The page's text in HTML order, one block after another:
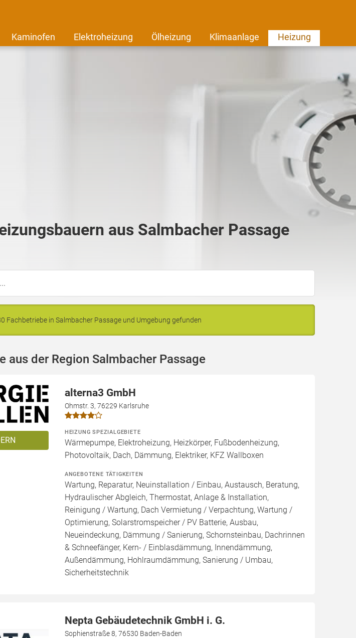
Kaminofen Elektroheizung Ölheizung Klimaanlage Heizung
aus Salmbacher Passage
Fachbetriebe in Salmbacher Passage und Umgebung gefunden
aus der Region Salmbacher Passage
alterna3 GmbH
Ohmstr. 3, 76229 Karlsruhe
HEIZUNG SPEZIALGEBIETE
Wärmepumpe, Elektroheizung, Heizkörper, Fußbodenheizung,
Photovoltaik, Dach, Dämmung, Elektriker, KFZ Wallboxen
ANGEBOTENE TÄTIGKEITEN
Wartung, Reparatur, Neuinstallation / Einbau, Austausch, Beratung,
Hydraulischer Abgleich, Thermostat, Anlage & Installation,
Reinigung / Wartung, Dach Vermietung / Verpachtung, Wartung /
Optimierung, Solarstromspeicher / PV Batterie, Ausbau,
Neueindeckung, Dämmung / Sanierung, Schornsteinbau, Dachrinnen
& Schneefänger, Kern- / Einblasdämmung, Innendämmung,
Außendämmung, Hohlraumdämmung, Sanierung / Umbau,
Sicherheitstechnik
Nepta Gebäudetechnik GmbH i. G.
Sophienstraße 8, 76530 Baden-Baden